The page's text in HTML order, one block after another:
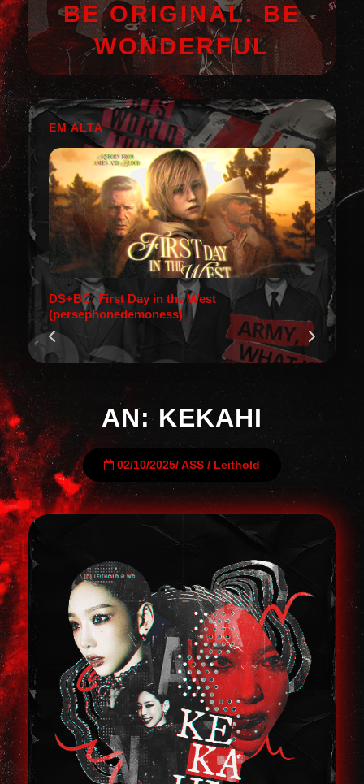
BE ORIGINAL. BE
WONDERFUL
EM ALTA
DS+BC: First Day in the West
(persephonedemoness)
AN: KEKAHI
02/10/2025/ ASS / Leithold